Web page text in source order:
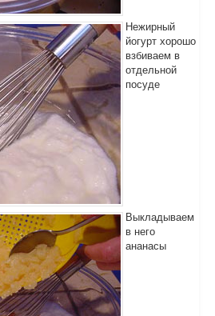
Нежирный
йогурт хорошо
взбиваем в
отдельной
посуде
Выкладываем
в него
ананасы